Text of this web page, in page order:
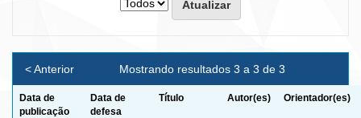
Mostrando resultados 3 a 3 de 3
< Anterior
Data de
publicação
Data de
defesa
Título Autor(es) Orientador(es)